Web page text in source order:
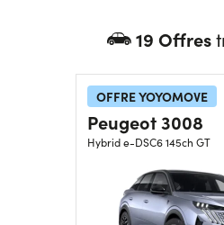
Besoin d'aide ?
19 Offres
OFFRE YOYOMOVE
Peugeot 3008
Hybrid e-DSC6 145ch GT